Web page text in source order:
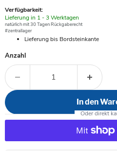
Verfügbarkeit:
Verfügbar
-
Lieferung in 1 - 3 Werktagen
natürlich mit 30 Tagen Rückgaberecht
#zentrallager
Lieferung bis Bordsteinkante
Anzahl
In den